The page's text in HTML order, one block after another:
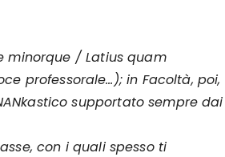
minorque / Latius quam
professorale…); in Facoltà, poi,
supportato sempre dai
con i quali spesso ti